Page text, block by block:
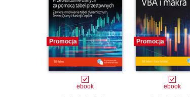
Promocja
ebook
Promocja
ebook